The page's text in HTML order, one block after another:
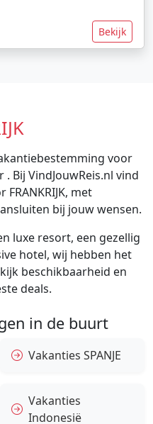
Bekijk
voor
Bij VindJouwReis.nl vind
met
bij jouw wensen.
luxe resort, een gezellig
hotel, wij hebben het
beschikbaarheid en
deals.
in de buurt
Vakanties SPANJE
Vakanties
Indonesië